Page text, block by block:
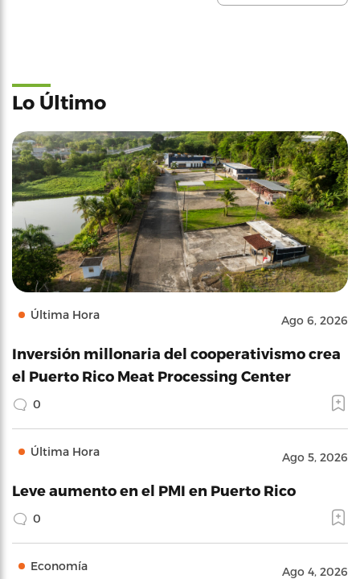
Lo Último
Última Hora Ago 6, 2026
Inversión millonaria del cooperativismo crea
el Puerto Rico Meat Processing Center
0
Última Hora Ago 5, 2026
Leve aumento en el PMI en Puerto Rico
0
Economía Ago 4, 2026